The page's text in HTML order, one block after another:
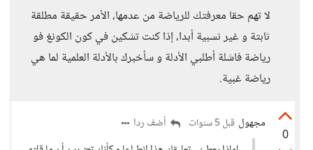
لا تهم حقا معرفتك للرياضة من عدمها، الأمر حقيقة مطلقة
ثابتة و غير نسبية أبدا، إذا كنت تشكين في كون الكونغ فو
رياضة فاشلة أطلبي الأدلة و سأخبرك بالأدلة العلمية لما هي
رياضة غبية.
0
مجهول قبل 5 سنوات
أضف ردا